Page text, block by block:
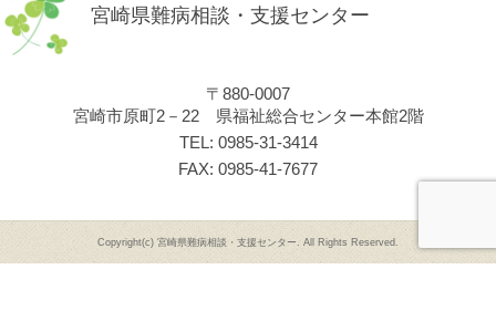
宮崎県難病相談・支援センター
〒880-0007
宮崎市原町2－22 県福祉総合センター本館2階
TEL: 0985-31-3414
FAX: 0985-41-7677
Copyright(c) 宮崎県難病相談・支援センター. All Rights Reserved.